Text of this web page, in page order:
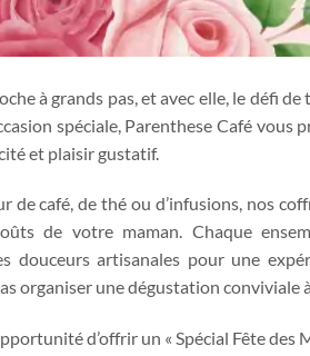
à grands pas, et avec elle, le défi
spéciale, Parenthese Café vous
et plaisir gustatif.​
de café, de thé ou d’infusions, nos
de votre maman. Chaque
douceurs artisanales pour une
organiser une dégustation conviviale
d’offrir un « Spécial Fête